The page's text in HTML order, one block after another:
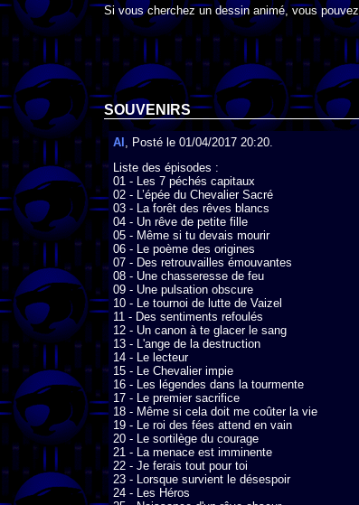
Si vous cherchez un dessin animé, vous pouvez
SOUVENIRS
Al , Posté le 01/04/2017 20:20.
Liste des épisodes :
01 - Les 7 péchés capitaux
02 - L’épée du Chevalier Sacré
03 - La forêt des rêves blancs
04 - Un rêve de petite fille
05 - Même si tu devais mourir
06 - Le poème des origines
07 - Des retrouvailles émouvantes
08 - Une chasseresse de feu
09 - Une pulsation obscure
10 - Le tournoi de lutte de Vaizel
11 - Des sentiments refoulés
12 - Un canon à te glacer le sang
13 - L'ange de la destruction
14 - Le lecteur
15 - Le Chevalier impie
16 - Les légendes dans la tourmente
17 - Le premier sacrifice
18 - Même si cela doit me coûter la vie
19 - Le roi des fées attend en vain
20 - Le sortilège du courage
21 - La menace est imminente
22 - Je ferais tout pour toi
23 - Lorsque survient le désespoir
24 - Les Héros